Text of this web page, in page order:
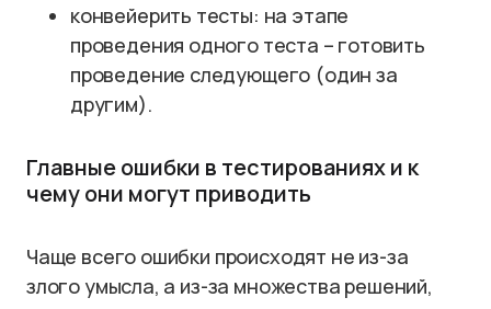
конвейерить тесты: на этапе
проведения одного теста – готовить
проведение следующего (один за
другим).
Главные ошибки в тестированиях и к
чему они могут приводить
Чаще всего ошибки происходят не из-за
злого умысла, а из-за множества решений,